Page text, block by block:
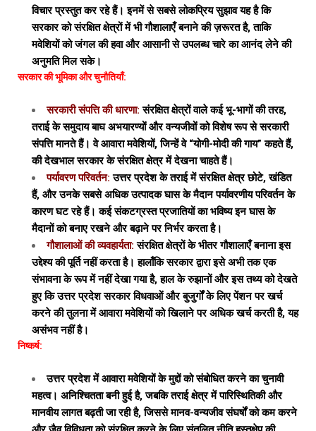
विचार प्रस्तुत कर रहे हैं। इनमें से सबसे लोकप्रिय सुझाव यह है कि
सरकार को संरक्षित क्षेत्रों में भी गौशालाएँ बनाने की ज़रूरत है, ताकि
मवेशियों को जंगल की हवा और आसानी से उपलब्ध चारे का आनंद लेने की
अनुमति मिल सके।
सरकार की भूमिका और चुनौतियाँ:
सरकारी संपत्ति की धारणा: संरक्षित क्षेत्रों वाले कई भू-भागों की तरह,
तराई के समुदाय बाघ अभयारण्यों और वन्यजीवों को विशेष रूप से सरकारी
संपत्ति मानते हैं। वे आवारा मवेशियों, जिन्हें वे “योगी-मोदी की गाय” कहते हैं,
की देखभाल सरकार के संरक्षित क्षेत्र में देखना चाहते हैं।
पर्यावरण परिवर्तन: उत्तर प्रदेश के तराई में संरक्षित क्षेत्र छोटे, खंडित
हैं, और उनके सबसे अधिक उत्पादक घास के मैदान पर्यावरणीय परिवर्तन के
कारण घट रहे हैं। कई संकटग्रस्त प्रजातियों का भविष्य इन घास के
मैदानों को बनाए रखने और बढ़ाने पर निर्भर करता है।
गौशालाओं की व्यवहार्यता: संरक्षित क्षेत्रों के भीतर गौशालाएँ बनाना इस
उद्देश्य की पूर्ति नहीं करता है। हालाँकि सरकार द्वारा इसे अभी तक एक
संभावना के रूप में नहीं देखा गया है, हाल के रुझानों और इस तथ्य को देखते
हुए कि उत्तर प्रदेश सरकार विधवाओं और बुजुर्गों के लिए पेंशन पर खर्च
करने की तुलना में आवारा मवेशियों को खिलाने पर अधिक खर्च करती है, यह
असंभव नहीं है।
निष्कर्ष:
उत्तर प्रदेश में आवारा मवेशियों के मुद्दों को संबोधित करने का चुनावी
महत्व। अनिश्चितता बनी हुई है, जबकि तराई क्षेत्र में पारिस्थितिकी और
मानवीय लागत बढ़ती जा रही है, जिससे मानव-वन्यजीव संघर्षों को कम करने